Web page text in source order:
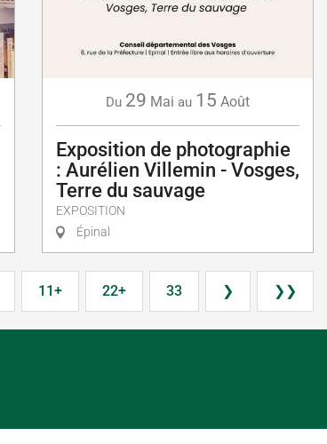
Du 29 Mai au 15 Août
Exposition de photographie
: Aurélien Villemin - Vosges,
Terre du sauvage
EXPOSITION
Épinal
11+ 22+ 33 ❯ ❯❯